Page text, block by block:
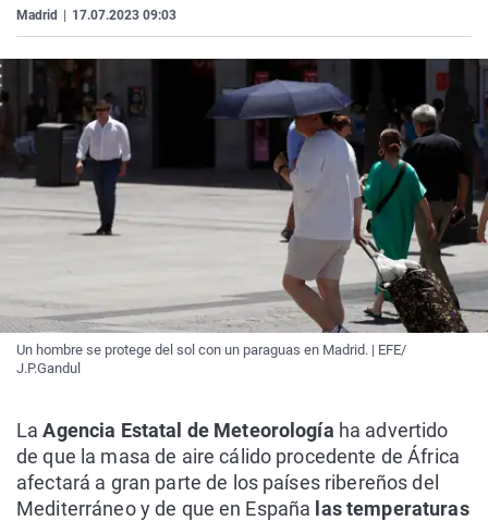
Madrid 17.07.2023 09:03
Un hombre se protege del sol con un paraguas en Madrid. | EFE/
J.P.Gandul
LaAgencia Estatal de Meteorología ha advertido
de que la masa de aire cálido procedente de África
afectará a gran parte de los países ribereños del
Mediterráneo y de que en España las temperaturas